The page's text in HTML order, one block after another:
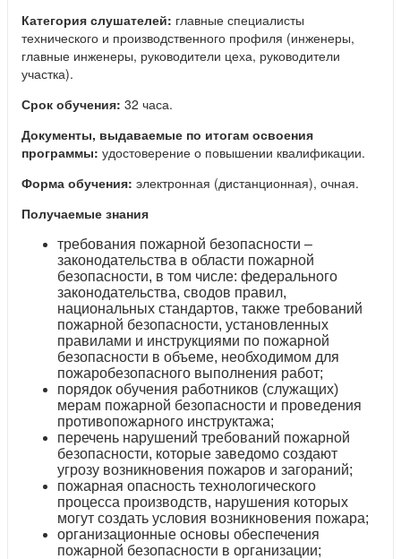
Категория слушателей: главные специалисты
технического и производственного профиля (инженеры,
главные инженеры, руководители цеха, руководители
участка).
Срок обучения: 32 часа.
Документы, выдаваемые по итогам освоения
программы: удостоверение о повышении квалификации.
Форма обучения: электронная (дистанционная), очная.
Получаемые знания
требования пожарной безопасности –
законодательства в области пожарной
безопасности, в том числе: федерального
законодательства, сводов правил,
национальных стандартов, также требований
пожарной безопасности, установленных
правилами и инструкциями по пожарной
безопасности в объеме, необходимом для
пожаробезопасного выполнения работ;
порядок обучения работников (служащих)
мерам пожарной безопасности и проведения
противопожарного инструктажа;
перечень нарушений требований пожарной
безопасности, которые заведомо создают
угрозу возникновения пожаров и загораний;
пожарная опасность технологического
процесса производств, нарушения которых
могут создать условия возникновения пожара;
организационные основы обеспечения
пожарной безопасности в организации;